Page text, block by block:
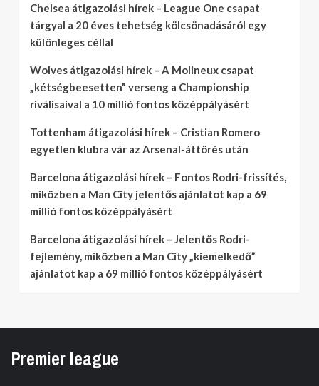
Chelsea átigazolási hírek – League One csapat
tárgyal a 20 éves tehetség kölcsönadásáról egy
különleges céllal
Wolves átigazolási hírek – A Molineux csapat
„kétségbeesetten” verseng a Championship
riválisaival a 10 millió fontos középpályásért
Tottenham átigazolási hírek – Cristian Romero
egyetlen klubra vár az Arsenal-áttörés után
Barcelona átigazolási hírek – Fontos Rodri-frissítés,
miközben a Man City jelentős ajánlatot kap a 69
millió fontos középpályásért
Barcelona átigazolási hírek – Jelentős Rodri-
fejlemény, miközben a Man City „kiemelkedő”
ajánlatot kap a 69 millió fontos középpályásért
Premier league